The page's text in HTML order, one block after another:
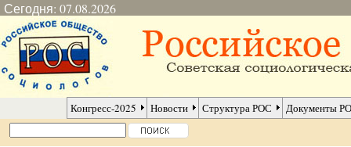
Сегодня: 07.08.2026
Конгресс-2025 Новости Структура РОС Документы